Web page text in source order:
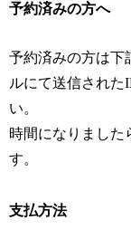
予約済みの方へ
予約済みの方は下
ルにて送信された
い。
時間になりました
す。
支払方法